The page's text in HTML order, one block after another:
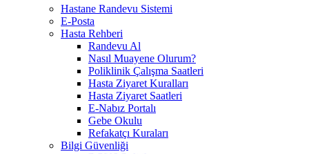
Hastane Randevu Sistemi
E-Posta
Hasta Rehberi
Randevu Al
Nasıl Muayene Olurum?
Poliklinik Çalışma Saatleri
Hasta Ziyaret Kuralları
Hasta Ziyaret Saatleri
E-Nabız Portalı
Gebe Okulu
Refakatçı Kuraları
Bilgi Güvenliği